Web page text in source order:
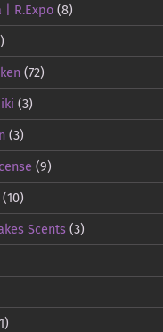
| R.Expo(8)
(72)
(3)
(3)
(9)
Scents(3)